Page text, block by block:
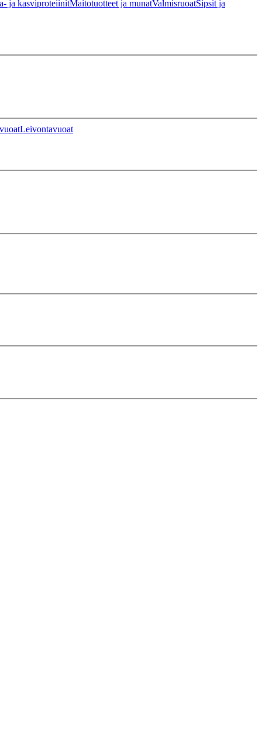
ja kasviproteiinitMaitotuotteet ja munatValmisruoatSipsit ja
Leivontavuoat